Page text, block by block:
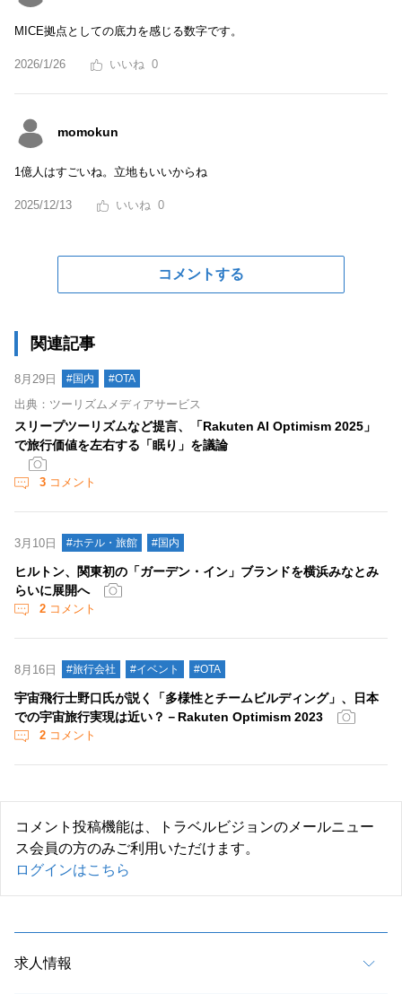
MICE拠点としての底力を感じる数字です。
2026/1/26 0
momokun
1億人はすごいね。立地もいいからね
2025/12/13 0
コメントする
関連記事
8月29日 #国内 #OTA
出典：ツーリズムメディアサービス
スリープツーリズムなど提言、「Rakuten AI Optimism 2025」
で旅行価値を左右する「眠り」を議論
3 コメント
3月10日 #ホテル・旅館 #国内
ヒルトン、関東初の「ガーデン・イン」ブランドを横浜みなとみ
らいに展開へ
2 コメント
8月16日 #旅行会社 #イベント #OTA
宇宙飛行士野口氏が説く「多様性とチームビルディング」、日本
での宇宙旅行実現は近い？－Rakuten Optimism 2023
2 コメント
コメント投稿機能は、トラベルビジョンのメールニュー
ス会員の方のみご利用いただけます。
ログインはこちら
求人情報